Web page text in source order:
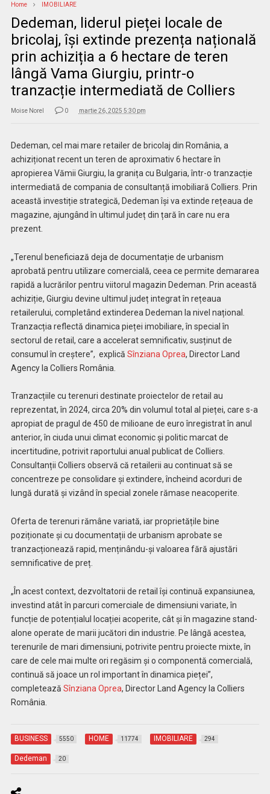
Home IMOBILIARE
Dedeman, liderul pieței locale de
bricolaj, își extinde prezența națională
prin achiziția a 6 hectare de teren
lângă Vama Giurgiu, printr-o
tranzacție intermediată de Colliers
Moise Norel 0 martie 26, 2025 5:30 pm
Dedeman, cel mai mare retailer de bricolaj din România, a
achiziționat recent un teren de aproximativ 6 hectare în
apropierea Vămii Giurgiu, la granița cu Bulgaria, într-o tranzacție
intermediată de compania de consultanță imobiliară Colliers. Prin
această investiție strategică, Dedeman își va extinde rețeaua de
magazine, ajungând în ultimul județ din țară în care nu era
prezent.
„Terenul beneficiază deja de documentație de urbanism
aprobată pentru utilizare comercială, ceea ce permite demararea
rapidă a lucrărilor pentru viitorul magazin Dedeman. Prin această
achiziție, Giurgiu devine ultimul județ integrat în rețeaua
retailerului, completând extinderea Dedeman la nivel național.
Tranzacția reflectă dinamica pieței imobiliare, în special în
sectorul de retail, care a accelerat semnificativ, susținut de
consumul în creștere”, explică Sînziana Oprea, Director Land
Agency la Colliers România.
Tranzacțiile cu terenuri destinate proiectelor de retail au
reprezentat, în 2024, circa 20% din volumul total al pieței, care s-a
apropiat de pragul de 450 de milioane de euro înregistrat în anul
anterior, în ciuda unui climat economic și politic marcat de
incertitudine, potrivit raportului anual publicat de Colliers.
Consultanții Colliers observă că retailerii au continuat să se
concentreze pe consolidare și extindere, încheind acorduri de
lungă durată și vizând în special zonele rămase neacoperite.
Oferta de terenuri rămâne variată, iar proprietățile bine
poziționate și cu documentații de urbanism aprobate se
tranzacționează rapid, menținându-și valoarea fără ajustări
semnificative de preț.
„În acest context, dezvoltatorii de retail își continuă expansiunea,
investind atât în parcuri comerciale de dimensiuni variate, în
funcție de potențialul locației acoperite, cât și în magazine stand-
alone operate de marii jucători din industrie. Pe lângă acestea,
terenurile de mari dimensiuni, potrivite pentru proiecte mixte, în
care de cele mai multe ori regăsim și o componentă comercială,
continuă să joace un rol important în dinamica pieței”,
completează Sînziana Oprea, Director Land Agency la Colliers
România.
BUSINESS 5550 HOME 11774 IMOBILIARE 294
Dedeman 20